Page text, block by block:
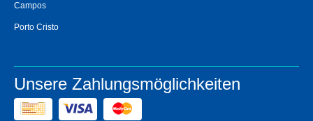
Campos
Porto Cristo
Unsere Zahlungsmöglichkeiten